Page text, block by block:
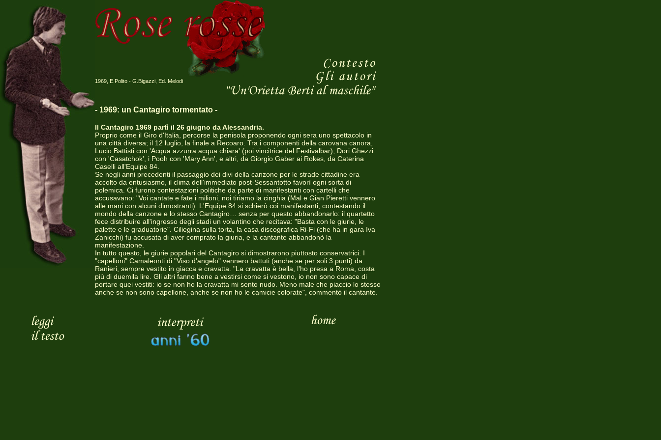
1969, E.Polito - G.Bigazzi, Ed. Melodi
- 1969: un Cantagiro tormentato -
Il Cantagiro 1969 partì il 26 giugno da Alessandria.
Proprio come il Giro d'Italia, percorse la penisola proponendo ogni sera uno spettacolo in
una città diversa; il 12 luglio, la finale a Recoaro. Tra i componenti della carovana canora,
Lucio Battisti con 'Acqua azzurra acqua chiara' (poi vincitrice del Festivalbar), Dori Ghezzi
con 'Casatchok', i Pooh con 'Mary Ann', e altri, da Giorgio Gaber ai Rokes, da Caterina
Caselli all'Equipe 84.
Se negli anni precedenti il passaggio dei divi della canzone per le strade cittadine era
accolto da entusiasmo, il clima dell'immediato post-Sessantotto favorì ogni sorta di
polemica. Ci furono contestazioni politiche da parte di manifestanti con cartelli che
accusavano: "Voi cantate e fate i milioni, noi tiriamo la cinghia (Mal e Gian Pieretti vennero
alle mani con alcuni dimostranti). L'Equipe 84 si schierò coi manifestanti, contestando il
mondo della canzone e lo stesso Cantagiro… senza per questo abbandonarlo: il quartetto
fece distribuire all'ingresso degli stadi un volantino che recitava: "Basta con le giurie, le
palette e le graduatorie". Ciliegina sulla torta, la casa discografica Ri-Fi (che ha in gara Iva
Zanicchi) fu accusata di aver comprato la giuria, e la cantante abbandonò la
manifestazione.
In tutto questo, le giurie popolari del Cantagiro si dimostrarono piuttosto conservatrici. I
"capelloni" Camaleonti di "Viso d'angelo" vennero battuti (anche se per soli 3 punti) da
Ranieri, sempre vestito in giacca e cravatta. "La cravatta è bella, l'ho presa a Roma, costa
più di duemila lire. Gli altri fanno bene a vestirsi come si vestono, io non sono capace di
portare quei vestiti: io se non ho la cravatta mi sento nudo. Meno male che piaccio lo stesso
anche se non sono capellone, anche se non ho le camicie colorate", commentò il cantante.